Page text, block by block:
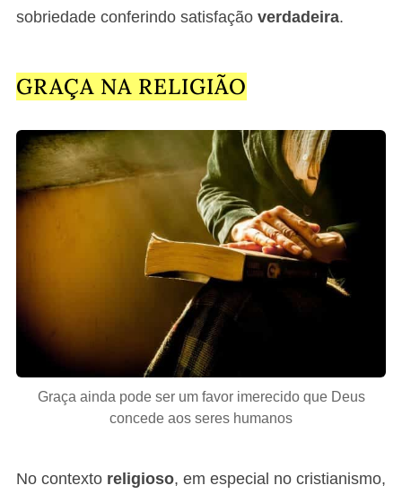
sobriedade conferindo satisfação verdadeira.
GRAÇA NA RELIGIÃO
Graça ainda pode ser um favor imerecido que Deus
concede aos seres humanos
No contexto religioso, em especial no cristianismo,